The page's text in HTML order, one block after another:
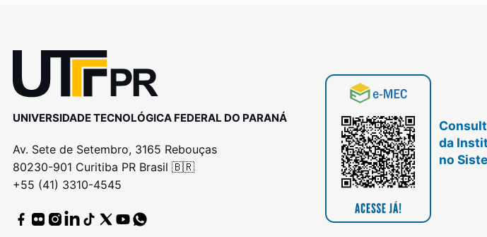
UNIVERSIDADE TECNOLÓGICA FEDERAL DO PARANÁ
Av. Sete de Setembro, 3165 Rebouças
80230-901 Curitiba PR Brasil 🇧🇷
+55 (41) 3310-4545
da
no